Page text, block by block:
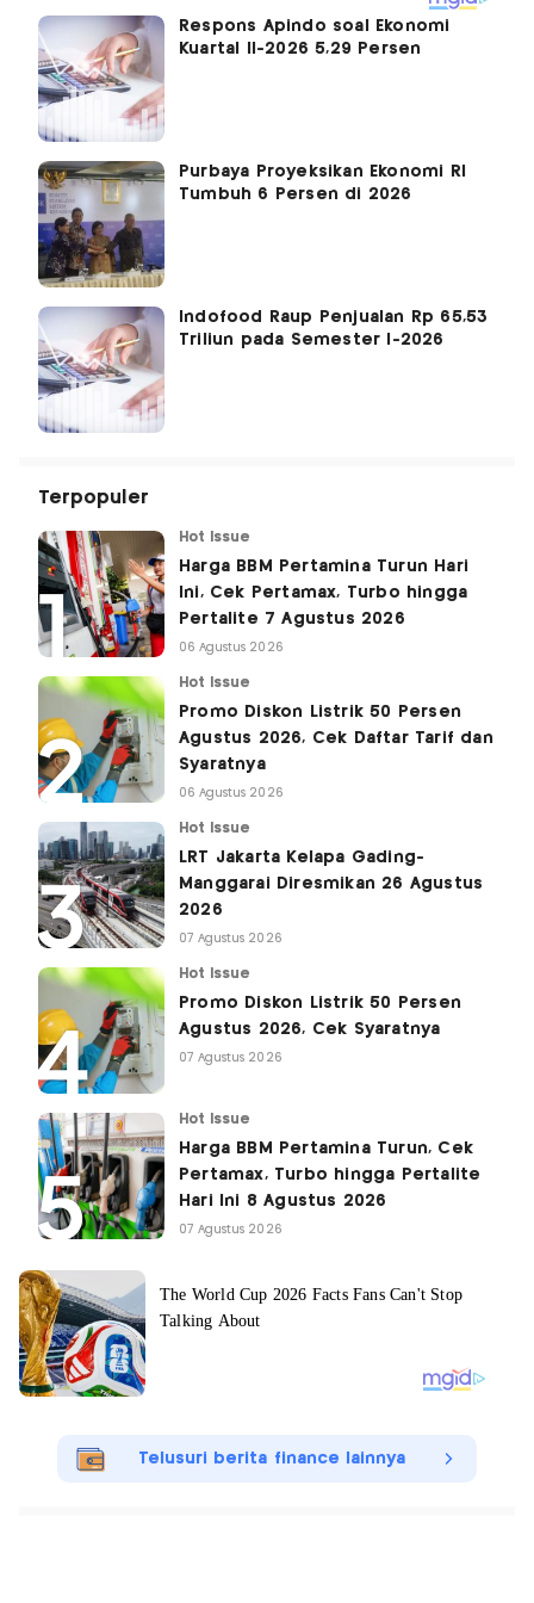
Respons Apindo soal Ekonomi
Kuartal II-2026 5,29 Persen
Purbaya Proyeksikan Ekonomi RI
Tumbuh 6 Persen di 2026
Indofood Raup Penjualan Rp 65,53
Triliun pada Semester I-2026
Terpopuler
Hot Issue
Harga BBM Pertamina Turun Hari
Ini, Cek Pertamax, Turbo hingga
Pertalite 7 Agustus 2026
06 Agustus 2026
Hot Issue
Promo Diskon Listrik 50 Persen
Agustus 2026, Cek Daftar Tarif dan
Syaratnya
06 Agustus 2026
Hot Issue
LRT Jakarta Kelapa Gading-
Manggarai Diresmikan 26 Agustus
2026
07 Agustus 2026
Hot Issue
Promo Diskon Listrik 50 Persen
Agustus 2026, Cek Syaratnya
07 Agustus 2026
Hot Issue
Harga BBM Pertamina Turun, Cek
Pertamax, Turbo hingga Pertalite
Hari Ini 8 Agustus 2026
07 Agustus 2026
Telusuri berita finance lainnya